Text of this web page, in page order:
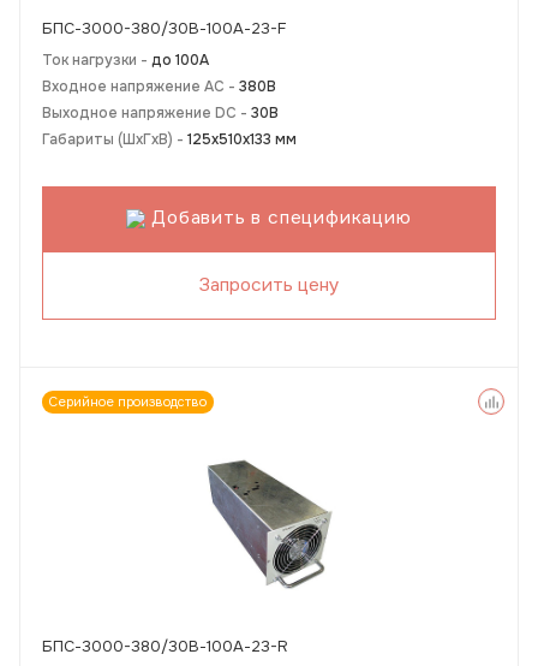
БПС-3000-380/30В-100А-23-F
Ток нагрузки - до 100А
Входное напряжение AC - 380В
Выходное напряжение DC - 30В
Габариты (ШхГхВ) - 125х510х133 мм
Добавить в спецификацию
Запросить цену
Серийное производство
БПС-3000-380/30В-100А-23-R